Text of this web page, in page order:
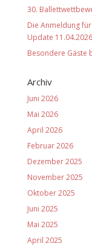
30.
Die Anmeldung
Update 11.04.2026
Besondere Gäste
Archiv
Juni 2026
Mai 2026
April 2026
Februar 2026
Dezember 2025
November 2025
Oktober 2025
Juni 2025
Mai 2025
April 2025